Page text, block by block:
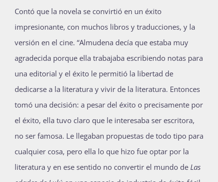
Contó que la novela se convirtió en un éxito
impresionante, con muchos libros y traducciones, y la
versión en el cine. “Almudena decía que estaba muy
agradecida porque ella trabajaba escribiendo notas para
una editorial y el éxito le permitió la libertad de
dedicarse a la literatura y vivir de la literatura. Entonces
tomó una decisión: a pesar del éxito o precisamente por
el éxito, ella tuvo claro que le interesaba ser escritora,
no ser famosa. Le llegaban propuestas de todo tipo para
cualquier cosa, pero ella lo que hizo fue optar por la
literatura y en ese sentido no convertir el mundo de Las